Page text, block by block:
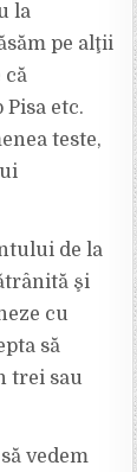
la
pe alţii
că
etc.
teste,
de la
şi
cu
să
trei sau
vedem